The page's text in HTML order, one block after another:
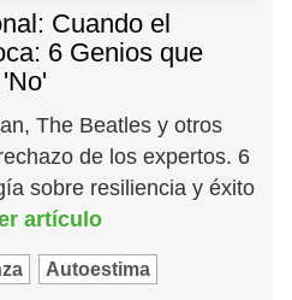
Cuando el
6 Genios que
The Beatles y otros
de los expertos. 6
sobre resiliencia y éxito
artículo
Autoestima